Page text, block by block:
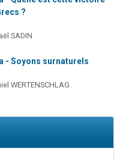
?
SADIN
- Soyons surnaturels
WERTENSCHLAG